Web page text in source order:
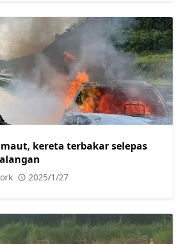
kereta terbakar selepas
2025/1/27